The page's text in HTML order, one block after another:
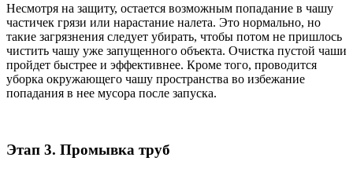
Несмотря на защиту, остается возможным попадание в чашу
частичек грязи или нарастание налета. Это нормально, но
такие загрязнения следует убирать, чтобы потом не пришлось
чистить чашу уже запущенного объекта. Очистка пустой чаши
пройдет быстрее и эффективнее. Кроме того, проводится
уборка окружающего чашу пространства во избежание
попадания в нее мусора после запуска.
Этап 3. Промывка труб